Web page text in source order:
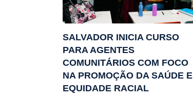
SALVADOR INICIA CURSO
PARA AGENTES
COMUNITÁRIOS COM FOCO
NA PROMOÇÃO DA SAÚDE E
EQUIDADE RACIAL